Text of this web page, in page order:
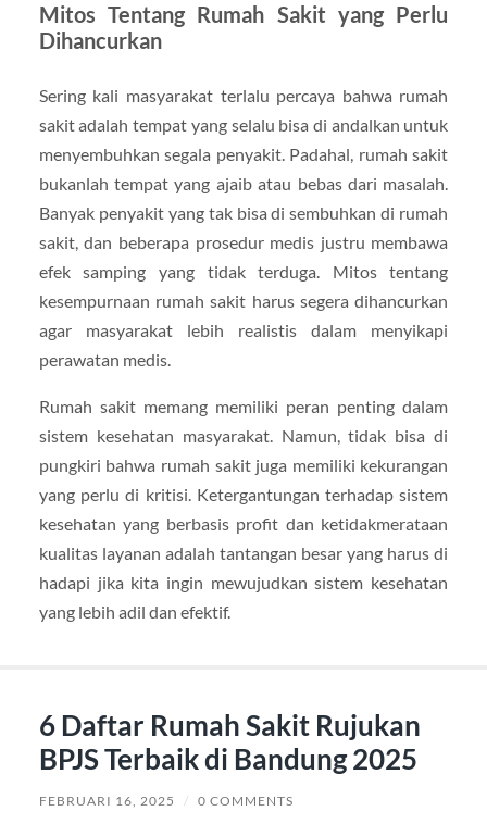
Mitos Tentang Rumah Sakit yang Perlu
Dihancurkan
Sering kali masyarakat terlalu percaya bahwa rumah
sakit adalah tempat yang selalu bisa di andalkan untuk
menyembuhkan segala penyakit. Padahal, rumah sakit
bukanlah tempat yang ajaib atau bebas dari masalah.
Banyak penyakit yang tak bisa di sembuhkan di rumah
sakit, dan beberapa prosedur medis justru membawa
efek samping yang tidak terduga. Mitos tentang
kesempurnaan rumah sakit harus segera dihancurkan
agar masyarakat lebih realistis dalam menyikapi
perawatan medis.
Rumah sakit memang memiliki peran penting dalam
sistem kesehatan masyarakat. Namun, tidak bisa di
pungkiri bahwa rumah sakit juga memiliki kekurangan
yang perlu di kritisi. Ketergantungan terhadap sistem
kesehatan yang berbasis profit dan ketidakmerataan
kualitas layanan adalah tantangan besar yang harus di
hadapi jika kita ingin mewujudkan sistem kesehatan
yang lebih adil dan efektif.
6 Daftar Rumah Sakit Rujukan
BPJS Terbaik di Bandung 2025
FEBRUARI 16, 2025 / 0 COMMENTS